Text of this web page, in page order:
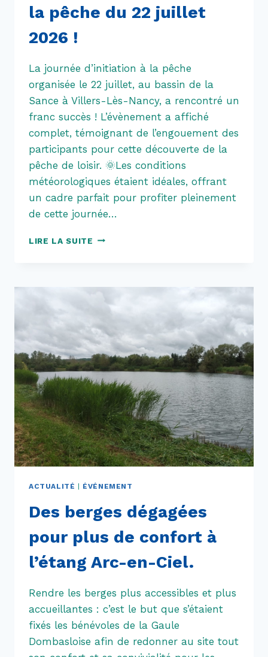
la pêche du 22 juillet
2026 !
La journée d’initiation à la pêche
organisée le 22 juillet, au bassin de la
Sance à Villers-Lès-Nancy, a rencontré un
franc succès ! L’évènement a affiché
complet, témoignant de l’engouement des
participants pour cette découverte de la
pêche de loisir. 🌞Les conditions
météorologiques étaient idéales, offrant
un cadre parfait pour profiter pleinement
de cette journée…
LIRE LA SUITE UNE
LA
D’INITIATION
PÊCHE
DU
22
JUILLET
2026
ACTUALITÉ | ÉVÉNEMENT
Des berges dégagées
pour plus de confort à
l’étang Arc-en-Ciel.
Rendre les berges plus accessibles et plus
accueillantes : c’est le but que s’étaient
fixés les bénévoles de la Gaule
Dombasloise afin de redonner au site tout